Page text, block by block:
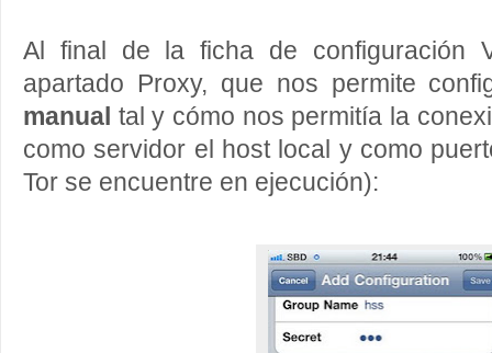
Al final de la ficha de configuración
apartado Proxy, que nos permite
manual tal y cómo nos permitía la
como servidor el host local y como
Tor se encuentre en ejecución):